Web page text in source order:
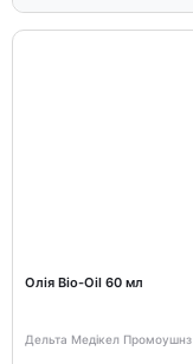
Олія Bio-Oil 60 мл
Дельта Медікел Промоушнз